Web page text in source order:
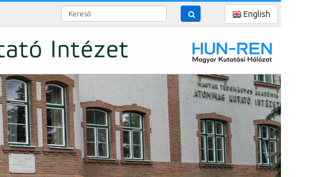
Kereső English